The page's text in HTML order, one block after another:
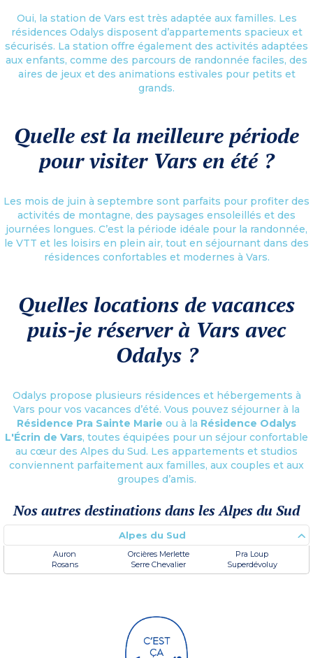
Oui, la station de Vars est très adaptée aux familles. Les
résidences Odalys disposent d’appartements spacieux et
sécurisés. La station offre également des activités adaptées
aux enfants, comme des parcours de randonnée faciles, des
aires de jeux et des animations estivales pour petits et
grands.
Quelle est la meilleure période
pour visiter Vars en été ?
Les mois de juin à septembre sont parfaits pour profiter des
activités de montagne, des paysages ensoleillés et des
journées longues. C’est la période idéale pour la randonnée,
le VTT et les loisirs en plein air, tout en séjournant dans des
résidences confortables et modernes à Vars.
Quelles locations de vacances
puis-je réserver à Vars avec
Odalys ?
Odalys propose plusieurs résidences et hébergements à
Vars pour vos vacances d’été. Vous pouvez séjourner à la
Résidence Pra Sainte Marie ou à la Résidence Odalys
L'Écrin de Vars, toutes équipées pour un séjour confortable
au cœur des Alpes du Sud. Les appartements et studios
conviennent parfaitement aux familles, aux couples et aux
groupes d’amis.
Nos autres destinations dans les Alpes du Sud
Alpes du Sud
Auron Orcières Merlette
Pra Loup
Rosans
Serre Chevalier Superdévoluy